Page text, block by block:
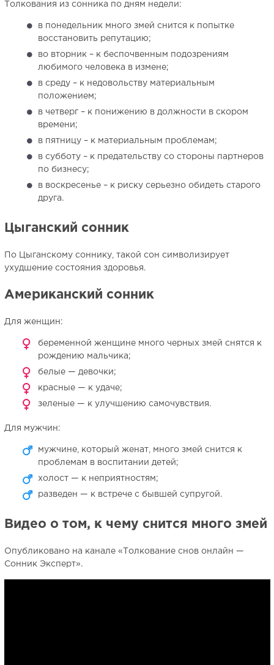
Толкования из сонника по дням недели:
в понедельник много змей снится к попытке
восстановить репутацию;
во вторник – к беспочвенным подозрениям
любимого человека в измене;
в среду – к недовольству материальным
положением;
в четверг – к понижению в должности в скором
времени;
в пятницу – к материальным проблемам;
в субботу – к предательству со стороны партнеров
по бизнесу;
в воскресенье – к риску серьезно обидеть старого
друга.
Цыганский сонник
По Цыганскому соннику, такой сон символизирует
ухудшение состояния здоровья.
Американский сонник
Для женщин:
беременной женщине много черных змей снятся к
рождению мальчика;
белые — девочки;
красные — к удаче;
зеленые — к улучшению самочувствия.
Для мужчин:
мужчине, который женат, много змей снится к
проблемам в воспитании детей;
холост — к неприятностям;
разведен — к встрече с бывшей супругой.
Видео о том, к чему снится много змей
Опубликовано на канале «Толкование снов онлайн —
Сонник Эксперт».